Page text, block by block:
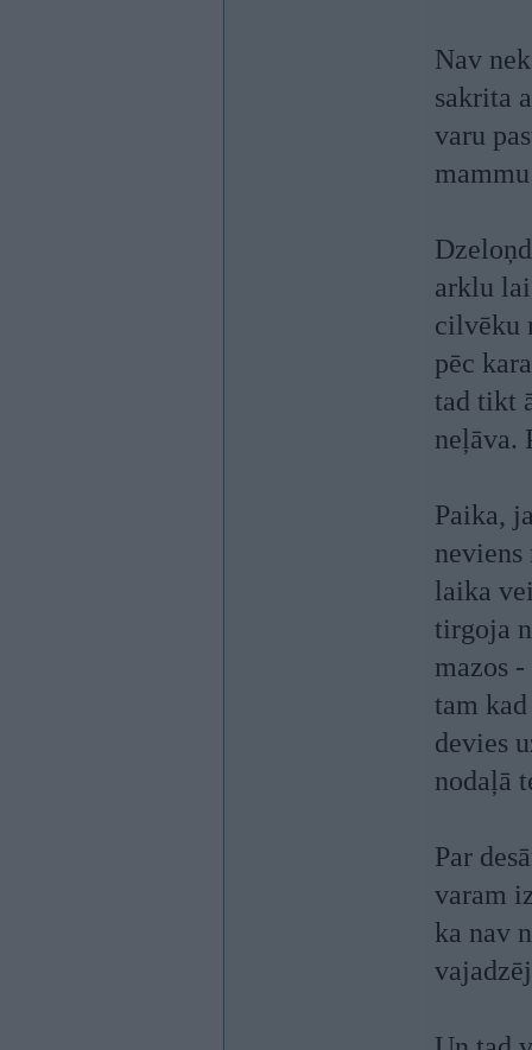
Nav
sakrita
varu
arklu
cilvēku
pēc
tad tikt
neļāva.
Paika,
laika
tirgoja
mazos
tam
devies
nodaļā
Par
varam
ka nav